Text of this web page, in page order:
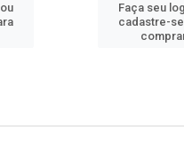
Faça seu
cadastre-